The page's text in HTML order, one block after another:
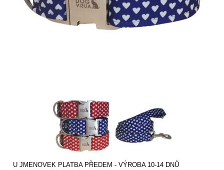
U JMENOVEK PLATBA PŘEDEM - VÝROBA 10-14 DNŮ